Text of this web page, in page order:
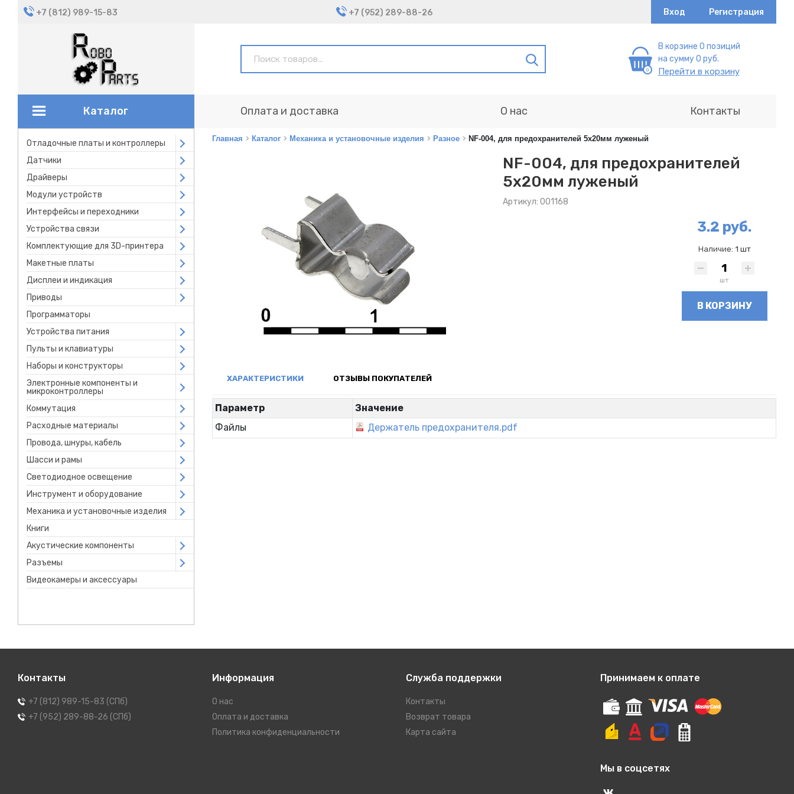
+7 (812) 989-15-83 +7 (952) 289-88-26 Вход Регистрация
В корзине 0 позиций
на сумму 0 руб.
Перейти в корзину
Каталог Оплата и доставка О нас Контакты
Отладочные платы и контроллеры
Open submenu
Датчики
Open submenu
Драйверы
Open submenu
Модули устройств
Open submenu
Интерфейсы и переходники
Open submenu
Устройства связи
Open submenu
Комплектующие для 3D-принтера
Open submenu
Макетные платы
Open submenu
Дисплеи и индикация
Open submenu
Приводы
Open submenu
Программаторы
Устройства питания
Open submenu
Пульты и клавиатуры
Open submenu
Наборы и конструкторы
Open submenu
Электронные компоненты и
микроконтроллеры
Open submenu
Коммутация
Open submenu
Расходные материалы
Open submenu
Провода, шнуры, кабель
Open submenu
Шасси и рамы
Open submenu
Светодиодное освещение
Open submenu
Инструмент и оборудование
Open submenu
Механика и установочные изделия
Open submenu
Книги
Акустические компоненты
Open submenu
Разъемы
Open submenu
Видеокамеры и аксессуары
Главная Каталог Механика и установочные изделия Разное NF-004, для предохранителей 5х20мм луженый
NF-004, для предохранителей
5х20мм луженый
Артикул: 001168
3.2 руб.
Наличие: 1 шт
шт
В КОРЗИНУ
ХАРАКТЕРИСТИКИ ОТЗЫВЫ ПОКУПАТЕЛЕЙ
Параметр
Значение
Файлы
Держатель предохранителя.pdf
Контакты
+7 (812) 989-15-83 (СПб)
+7 (952) 289-88-26 (СПб)
Информация
О нас
Оплата и доставка
Политика конфиденциальности
Служба поддержки
Контакты
Возврат товара
Карта сайта
Принимаем к оплате
Мы в соцсетях